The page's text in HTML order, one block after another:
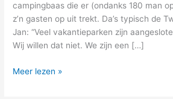
campingbaas die er (ondanks 180 man
z’n gasten op uit trekt. Da’s typisch de
Jan: “Veel vakantieparken zijn
Wij willen dat niet. We zijn een […]
Meer lezen »